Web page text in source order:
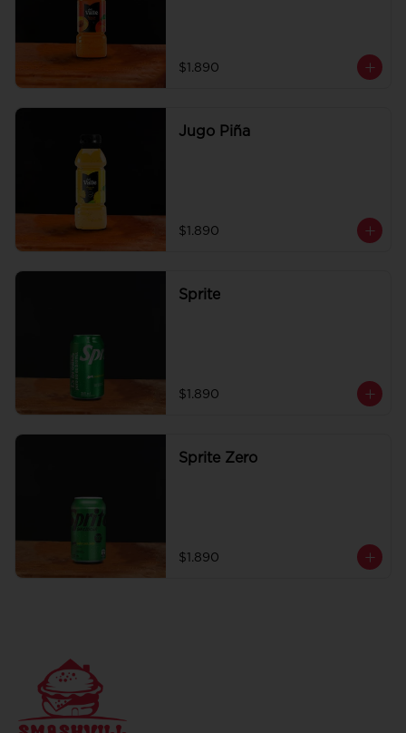
$1.890
Jugo Piña
$1.890
Sprite
$1.890
Sprite Zero
$1.890